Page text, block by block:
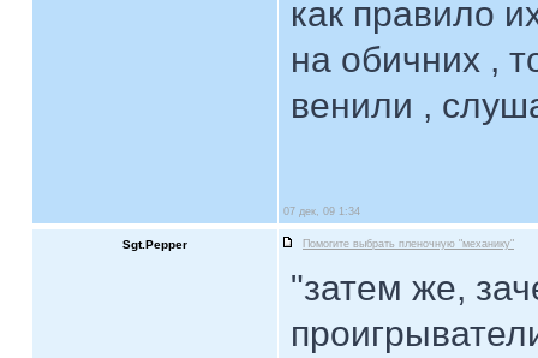
как правило
на обичних ,
венили ,
07 дек, 09 1:34
Sgt.Pepper Помогите выбрать пленочную "механику"
"затем же,